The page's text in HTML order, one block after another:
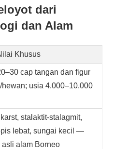
dari
dan Alam
Khusus
cap tangan dan figur
hewan; usia 4.000–10.000
stalaktit-stalagmit,
lebat, sungai kecil —
asli alam Borneo